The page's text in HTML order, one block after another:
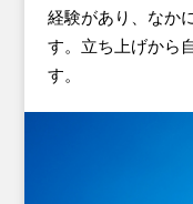
経験があり、なか
す。立ち上げから
す。